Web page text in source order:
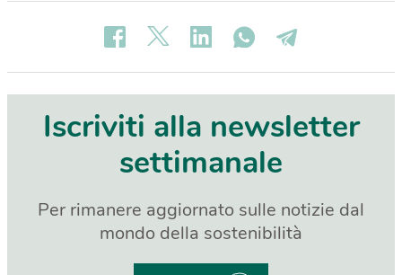
Iscriviti alla newsletter
settimanale
Per rimanere aggiornato sulle notizie dal
mondo della sostenibilità